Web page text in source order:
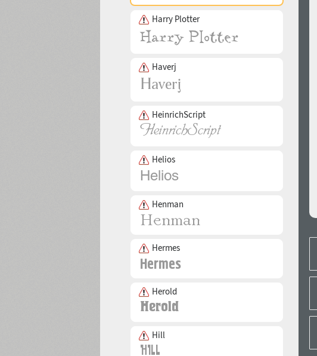
Harry Plotter
Haverj
HeinrichScript
Helios
Henman
Hermes
Herold
Hill